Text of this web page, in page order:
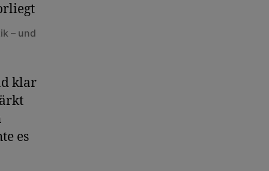
– und
klar
es